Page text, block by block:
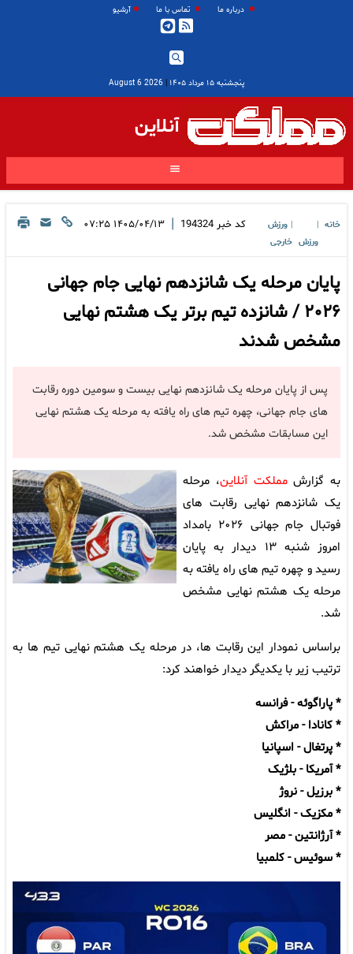
درباره ما تماس با ما آرشیو
پنجشنبه ۱۵ مرداد ۱۴۰۵ |
2026 August 6
آنلاین
خانه
ورزش
ورزش
خارجی
کد خبر 194324
| ۱۴۰۵/۰۴/۱۳ ۰۷:۲۵
پایان مرحله یک شانزدهم نهایی جام جهانی
۲۰۲۶ / شانزده تیم برتر یک هشتم نهایی
مشخص شدند
پس از پایان مرحله یک شانزدهم نهایی بیست و سومین دوره رقابت
های جام جهانی، چهره تیم های راه یافته به مرحله یک هشتم نهایی
این مسابقات مشخص شد.
به گزارشمملکت آنلاین، مرحله
یک شانزدهم نهایی رقابت های
فوتبال جام جهانی ۲۰۲۶ بامداد
امروز شنبه ۱۳ دیدار به پایان
رسید و چهره تیم های راه یافته به
مرحله یک هشتم نهایی مشخص
شد.
براساس نمودار این رقابت ها، در مرحله یک هشتم نهایی تیم ها به
ترتیب زیر با یکدیگر دیدار خواهند کرد:
* پاراگوئه - فرانسه
* کانادا - مراکش
* پرتغال - اسپانیا
* آمریکا - بلژیک
* برزیل - نروژ
* مکزیک - انگلیس
* آرژانتین - مصر
* سوئیس - کلمبیا